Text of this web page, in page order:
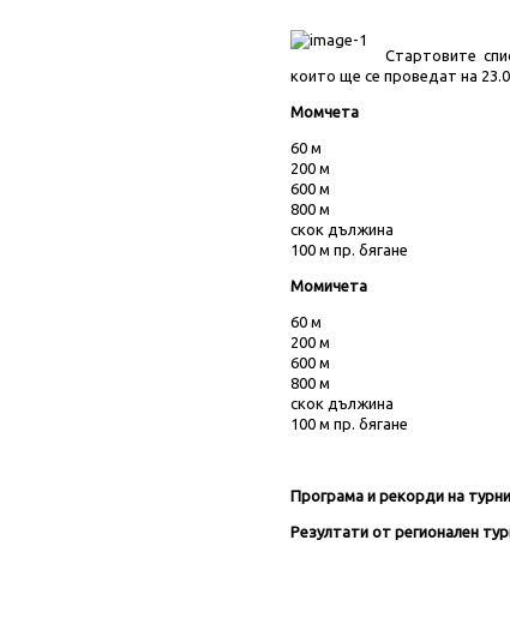
Стартовите
които ще се проведат на
Момчета
60 м
200 м
600 м
800 м
скок дължина
100 м пр. бягане
Момичета
60 м
200 м
600 м
800 м
скок дължина
100 м пр. бягане
Програма и рекорди на
Резултати от регионален